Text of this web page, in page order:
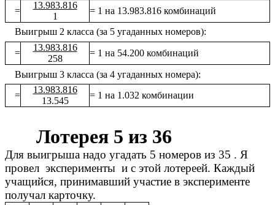
=
13.983.816
1
= 1 на 13.983.816 комбинаций
Выигрыш 2 класса (за 5 угаданных номеров):
=
13.983.816
258
= 1 на 54.200 комбинаций
Выигрыш 3 класса (за 4 угаданных номера):
=
13.983.816
13.545
= 1 на 1.032 комбинации
Лотерея 5 из 36
Для выигрыша надо угадать 5 номеров из 35 . Я
провел эксперименты и с этой лотереей. Каждый
учащийся, принимавший участие в эксперименте
получал карточку.